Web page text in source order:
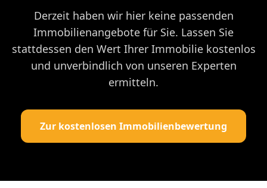
Derzeit haben wir hier keine passenden
Immobilienangebote für Sie. Lassen Sie
stattdessen den Wert Ihrer Immobilie kostenlos
und unverbindlich von unseren Experten
ermitteln.
Zur kostenlosen Immobilienbewertung